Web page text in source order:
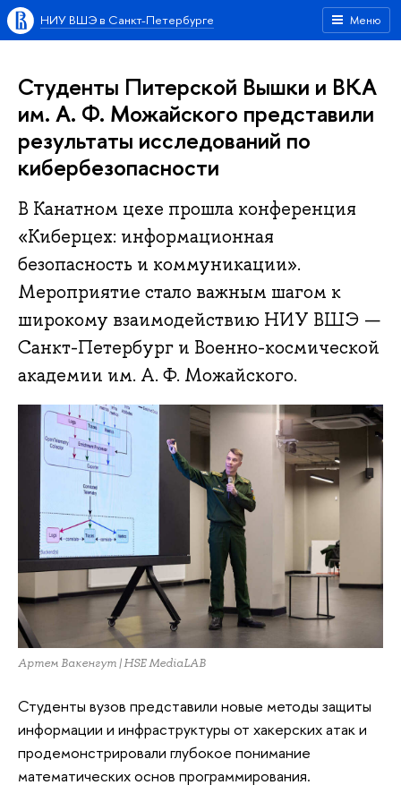
Меню
НИУ ВШЭ в Санкт-Петербурге
Студенты Питерской Вышки и ВКА
им. А. Ф. Можайского представили
результаты исследований по
кибербезопасности
В Канатном цехе прошла конференция
«Киберцех: информационная
безопасность и коммуникации».
Мероприятие стало важным шагом к
широкому взаимодействию НИУ ВШЭ —
Санкт-Петербург и Военно-космической
академии им. А. Ф. Можайского.
Артем Вакенгут | HSE MediaLAB
Студенты вузов представили новые методы защиты
информации и инфраструктуры от хакерских атак и
продемонстрировали глубокое понимание
математических основ программирования.